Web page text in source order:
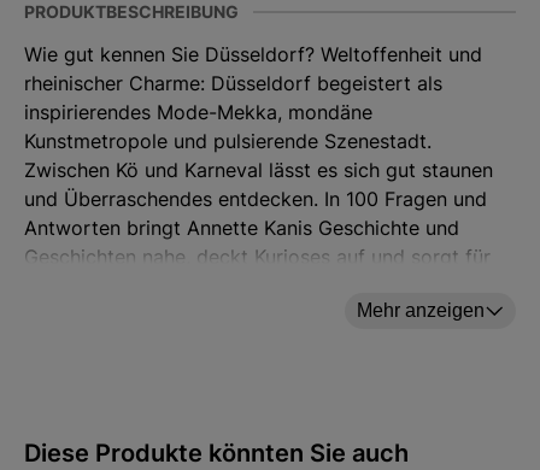
PRODUKTBESCHREIBUNG
Wie gut kennen Sie Düsseldorf? Weltoffenheit und
rheinischer Charme: Düsseldorf begeistert als
inspirierendes Mode-Mekka, mondäne
Kunstmetropole und pulsierende Szenestadt.
Zwischen Kö und Karneval lässt es sich gut staunen
und Überraschendes entdecken. In 100 Fragen und
Antworten bringt Annette Kanis Geschichte und
Geschichten nahe, deckt Kurioses auf und sorgt für
Mehr anzeigen
Diese Produkte könnten Sie auch